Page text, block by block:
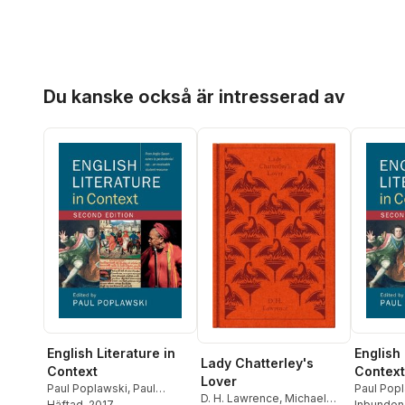
Du kanske också är intresserad av
English Literature in
Context
Paul Poplawski, Paul
Lady Chatterley's
Lover
D. H. Lawrence, Michael
Context
Paul